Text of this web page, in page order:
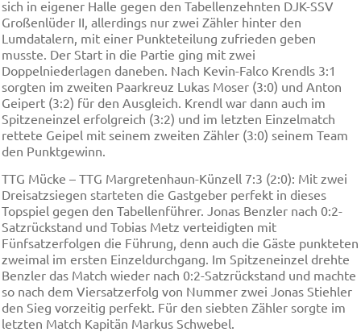
sich in eigener Halle gegen den Tabellenzehnten DJK-SSV
Großenlüder II, allerdings nur zwei Zähler hinter den
Lumdatalern, mit einer Punkteteilung zufrieden geben
musste. Der Start in die Partie ging mit zwei
Doppelniederlagen daneben. Nach Kevin-Falco Krendls 3:1
sorgten im zweiten Paarkreuz Lukas Moser (3:0) und Anton
Geipert (3:2) für den Ausgleich. Krendl war dann auch im
Spitzeneinzel erfolgreich (3:2) und im letzten Einzelmatch
rettete Geipel mit seinem zweiten Zähler (3:0) seinem Team
den Punktgewinn.
TTG Mücke – TTG Margretenhaun-Künzell 7:3 (2:0): Mit zwei
Dreisatzsiegen starteten die Gastgeber perfekt in dieses
Topspiel gegen den Tabellenführer. Jonas Benzler nach 0:2-
Satzrückstand und Tobias Metz verteidigten mit
Fünfsatzerfolgen die Führung, denn auch die Gäste punkteten
zweimal im ersten Einzeldurchgang. Im Spitzeneinzel drehte
Benzler das Match wieder nach 0:2-Satzrückstand und machte
so nach dem Viersatzerfolg von Nummer zwei Jonas Stiehler
den Sieg vorzeitig perfekt. Für den siebten Zähler sorgte im
letzten Match Kapitän Markus Schwebel.